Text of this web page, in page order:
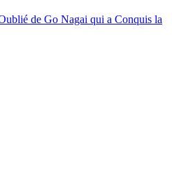
de Go Nagai qui a Conquis la